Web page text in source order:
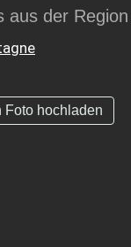
aus der Region
Foto hochladen